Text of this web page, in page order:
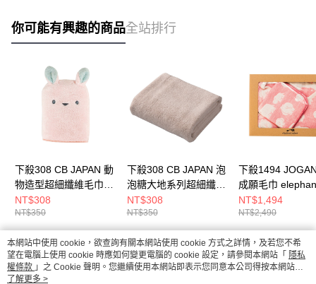
你可能有興趣的商品全站排行
下殺308 CB JAPAN 動
物造型超細纖維毛巾
小白兔粉/吸水浴巾/洗
浴用品/速乾毛巾
26Aug001
NT$308
NT$350
下殺308 CB JAPAN 泡
泡糖大地系列超細纖維
4倍吸水擦頭巾 大地棕/
擦頭包巾/毛巾/衛浴用
品 26Aug001
NT$308
NT$350
下殺1494
成願毛巾
infant 象寶貝系
防踢被+手帕(禮
彌月禮/日本製/嬰
品 26Aug001
NT$1,494
NT$2,490
熱門標籤
本網站中使用 cookie，欲查詢有關本網站使用 cookie 方式之詳情，及若您不希
望在電腦上使用 cookie 時應如何變更電腦的 cookie 設定，請參閱本網站「 隱私
權條款 」之 Cookie 聲明。您繼續使用本網站即表示您同意本公司得按本網站使
用條款之 Cookie 聲明使用 cookie。
了解更多 >